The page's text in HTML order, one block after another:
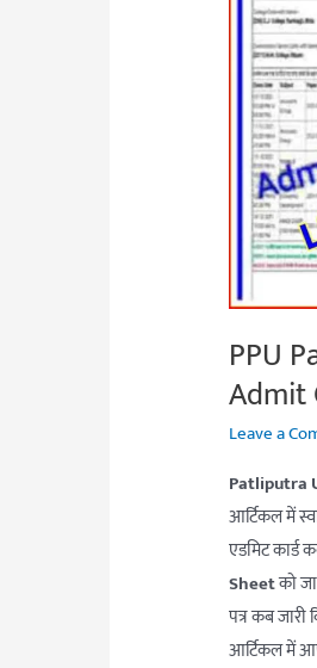
PPU
Admit
Leave a
Patliputra
आर्टिकल में
एडमिट कार्ड
Sheetको
पत्र कब
आर्टिकल में
Admit
Card
Download
Link
2022/
PPU
Part
Admit
Card
Download
Kaise